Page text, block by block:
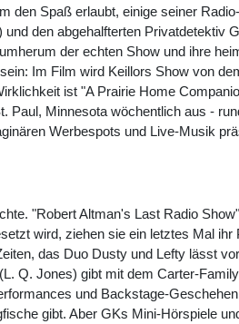
Spaß erlaubt, einige seiner
und den abgehalfterten Privatdetektiv
der echten Show und ihre
Im Film wird Keillors Show von
ist "A Prairie Home
Minnesota wöchentlich aus -
Werbespots und Live-Musik
"Robert Altman's Last Radio
wird, ziehen sie ein letztes Mal
das Duo Dusty und Lefty lässt
L. Q. Jones) gibt mit dem Carter-
und Backstage-
gibt. Aber GKs Mini-Hörspiele